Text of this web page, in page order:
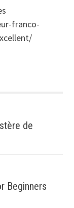
franco-
de
Beginners